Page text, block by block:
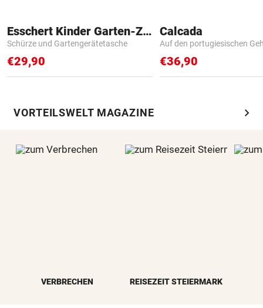
Esschert Kinder Garten-Zubehör
Schürze und Gartengerätetasche
€29,90
Calcada
Auf den portugiesischen
€36,90
VORTEILSWELT MAGAZINE chevron_right
VERBRECHEN REISEZEIT STEIERMARK